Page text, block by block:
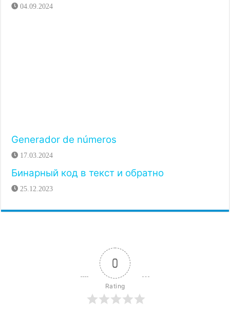
04.09.2024
Generador de números
17.03.2024
Бинарный код в текст и обратно
25.12.2023
0
Rating